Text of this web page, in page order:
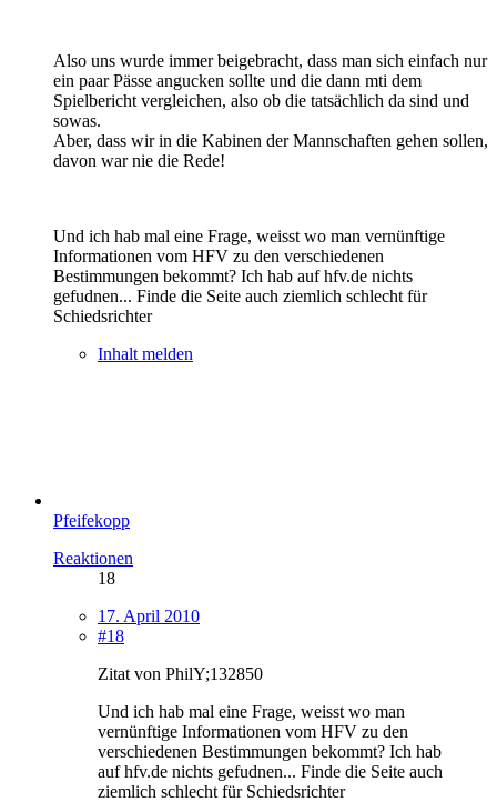
Also uns wurde immer beigebracht, dass man sich einfach nur
ein paar Pässe angucken sollte und die dann mti dem
Spielbericht vergleichen, also ob die tatsächlich da sind und
sowas.
Aber, dass wir in die Kabinen der Mannschaften gehen sollen,
davon war nie die Rede!
Und ich hab mal eine Frage, weisst wo man vernünftige
Informationen vom HFV zu den verschiedenen
Bestimmungen bekommt? Ich hab auf hfv.de nichts
gefudnen... Finde die Seite auch ziemlich schlecht für
Schiedsrichter
Inhalt melden
Pfeifekopp
Reaktionen
18
17. April 2010
#18
Zitat von PhilY;132850
Und ich hab mal eine Frage, weisst wo man
vernünftige Informationen vom HFV zu den
verschiedenen Bestimmungen bekommt? Ich hab
auf hfv.de nichts gefudnen... Finde die Seite auch
ziemlich schlecht für Schiedsrichter